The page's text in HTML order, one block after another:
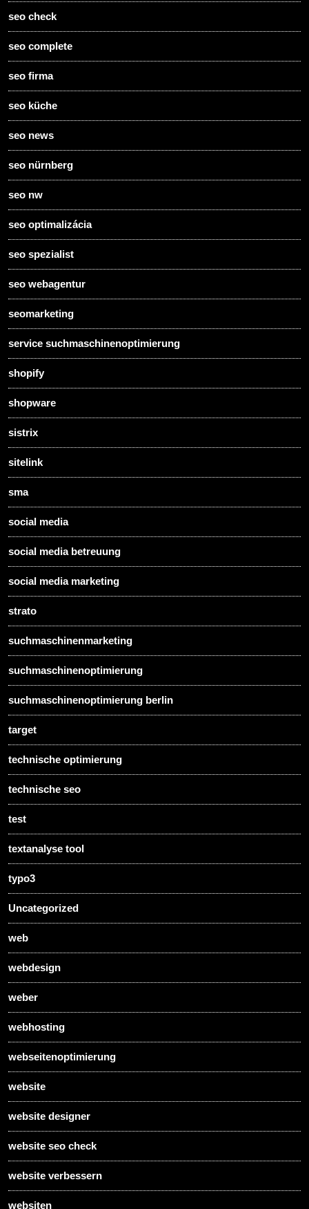
seo check
seo complete
seo firma
seo küche
seo news
seo nürnberg
seo nw
seo optimalizácia
seo spezialist
seo webagentur
seomarketing
service suchmaschinenoptimierung
shopify
shopware
sistrix
sitelink
sma
social media
social media betreuung
social media marketing
strato
suchmaschinenmarketing
suchmaschinenoptimierung
suchmaschinenoptimierung berlin
target
technische optimierung
technische seo
test
textanalyse tool
typo3
Uncategorized
web
webdesign
weber
webhosting
webseitenoptimierung
website
website designer
website seo check
website verbessern
websiten